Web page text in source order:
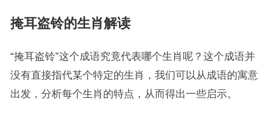
掩耳盗铃的生肖解读
“掩耳盗铃”这个成语究竟代表哪个生肖呢？这个成语并
没有直接指代某个特定的生肖，我们可以从成语的寓意
出发，分析每个生肖的特点，从而得出一些启示。